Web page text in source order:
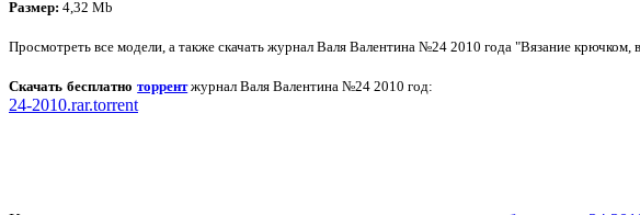
Размер: 4,32 Mb
Просмотреть все модели, а также скачать журнал Валя Валентина №24 2010 года "Вязание
Скачать бесплатноторрентжурнал Валя Валентина №24 2010 год:
24-2010.rar.torrent